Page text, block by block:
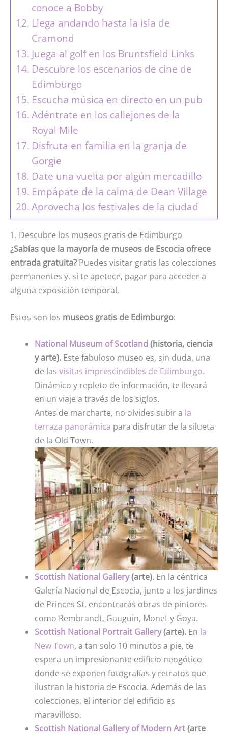
conoce a Bobby
Llega andando hasta la isla de
Cramond
Juega al golf en los Bruntsfield Links
Descubre los escenarios de cine de
Edimburgo
Escucha música en directo en un pub
Adéntrate en los callejones de la
Royal Mile
Disfruta en familia en la granja de
Gorgie
Date una vuelta por algún mercadillo
Empápate de la calma de Dean Village
Aprovecha los festivales de la ciudad
1. Descubre los museos gratis de Edimburgo
¿Sabías que la mayoría de museos de Escocia ofrece
entrada gratuita? Puedes visitar gratis las colecciones
permanentes y, si te apetece, pagar para acceder a
alguna exposición temporal.
Estos son los museos gratis de Edimburgo:
National Museum of Scotland (historia, ciencia
y arte). Este fabuloso museo es, sin duda, una
de las visitas imprescindibles de Edimburgo.
Dinámico y repleto de información, te llevará
en un viaje a través de los siglos.
Antes de marcharte, no olvides subir a la
terraza panorámica para disfrutar de la silueta
de la Old Town.
Scottish National Gallery(arte). En la céntrica
Galería Nacional de Escocia, junto a los jardines
de Princes St, encontrarás obras de pintores
como Rembrandt, Gauguin, Monet y Goya.
Scottish National Portrait Gallery(arte). En la
New Town, a tan solo 10 minutos a pie, te
espera un impresionante edificio neogótico
donde se exponen fotografías y retratos que
ilustran la historia de Escocia. Además de las
colecciones, el interior del edificio es
maravilloso.
Scottish National Gallery of Modern Art(arte